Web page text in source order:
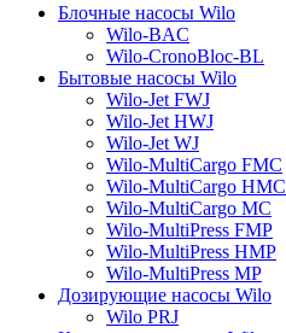
Блочные насосы Wilo
Wilo-BAC
Wilo-CronoBloc-BL
Бытовые насосы Wilo
Wilo-Jet FWJ
Wilo-Jet HWJ
Wilo-Jet WJ
Wilo-MultiCargo FMC
Wilo-MultiCargo HMC
Wilo-MultiCargo MC
Wilo-MultiPress FMP
Wilo-MultiPress HMP
Wilo-MultiPress MP
Дозирующие насосы Wilo
Wilo PRJ